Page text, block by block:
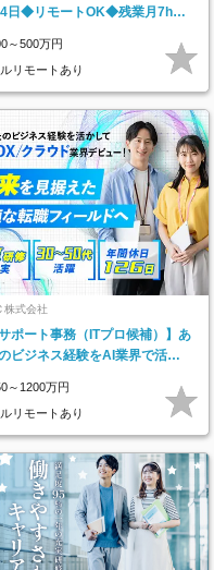
日◆リモートOK◆残業月7h以
～500万円
リモートあり
株式会社
サポート事務（ITプロ候補）】あ
ビジネス経験をAI業界で活か
～1200万円
リモートあり